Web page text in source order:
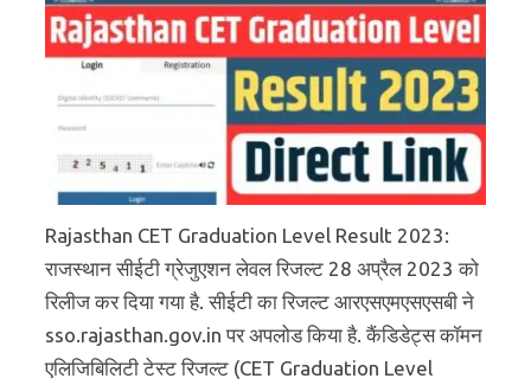
Rajasthan CET Graduation Level Result 2023:
राजस्थान सीईटी ग्रेजुएशन लेवल रिजल्ट 28 अप्रैल 2023 को
रिलीज कर दिया गया है. सीईटी का रिजल्ट आरएसएमएसएसबी ने
sso.rajasthan.gov.in पर अपलोड किया है. कैंडिडेट्स कॉमन
एलिजिबिलिटी टेस्ट रिजल्ट (CET Graduation Level